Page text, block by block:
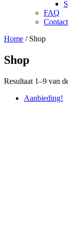
FAQ
Contact
Home / Shop
Shop
Resultaat 1–9 van
Aanbieding!